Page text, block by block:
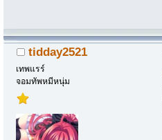
tidday2521
เทพแรร์
จอมทัพหมีหนุ่ม